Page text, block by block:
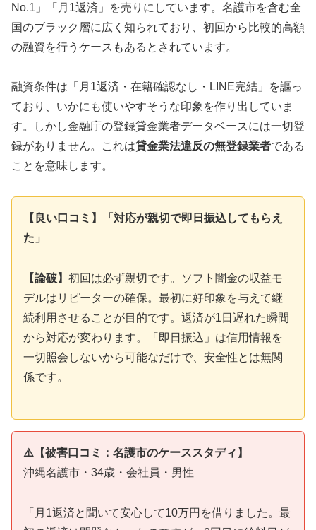
No.1」「月1返済」を売りにしています。名護市を含む全
国のブラック層に広く知られており、初回から比較的高額
の融資を行うケースもあるとされています。
融資条件は「月1返済・在籍確認なし・LINE完結」を謳っ
ており、いかにも使いやすそうな印象を作り出していま
す。しかし金融庁の登録貸金業者データベースには一切登
録がありません。これは貸金業法違反の無登録業者である
ことを意味します。
【良い口コミ】「対応が親切で即日振込してもらえ
た」
【論破】 初回は必ず親切です。ソフト闇金の収益モ
デルはリピーターの確保。最初に好印象を与えて継
続利用させることが目的です。返済が1日遅れた瞬間
から対応が変わります。「即日振込」は信用情報を
一切照会しないから可能なだけで、安全性とは無関
係です。
⚠️【被害口コミ：名護市のケーススタディ】
沖縄名護市・34歳・会社員・男性
「月1返済と聞いて安心して10万円を借りました。最